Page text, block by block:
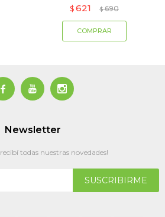
$ 621 $ 690
  
Newsletter
todas nuestras novedades!
SUSCRIBIRME